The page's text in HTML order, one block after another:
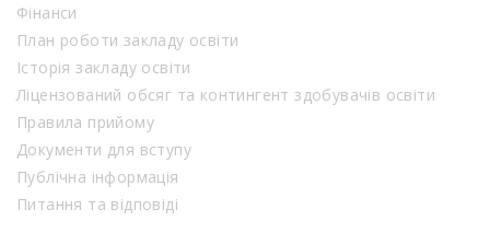
Фінанси
План роботи закладу освіти
Історія закладу освіти
Ліцензований обсяг та контингент здобувачів освіти
Правила прийому
Документи для вступу
Публічна інформація
Питання та відповіді